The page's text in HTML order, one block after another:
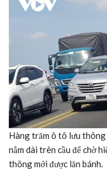
Hàng trăm ô tô lưu
nằm dài trên cầu để chờ
thông mới được lăn bánh.